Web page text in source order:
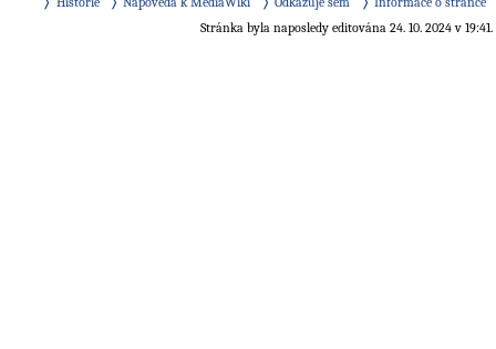
Stránka byla naposledy editována 24. 10. 2024 v 19:41.